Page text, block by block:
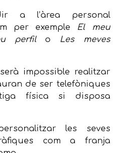
a l’àrea personal
per exemple El meu
perfilo Les meves
impossible realitzar
de ser telefòniques
física si disposa
les seves
com a franja